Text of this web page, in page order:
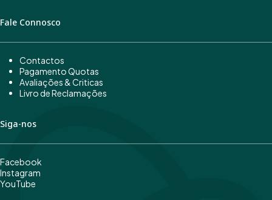
Fale Connosco
Contactos
Pagamento Quotas
Avaliações & Criticas
Livro de Reclamações
Siga-nos
Facebook
Instagram
YouTube